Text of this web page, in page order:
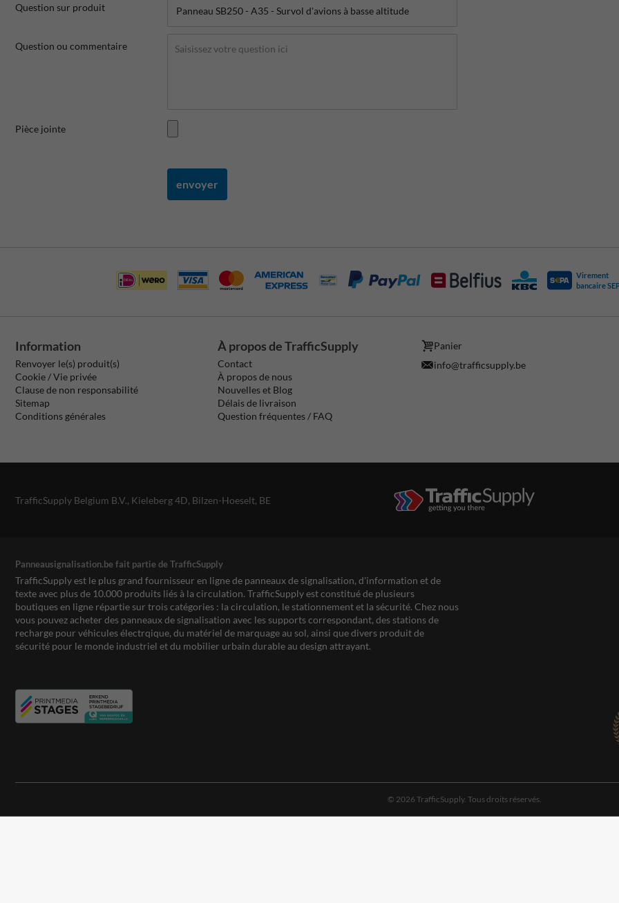
Question sur produit
Question ou commentaire
Pièce jointe
envoyer
Virement
bancaire
Information
Renvoyer le(s) produit(s)
Cookie / Vie privée
Clause de non responsabilité
Sitemap
Conditions générales
À propos de TrafficSupply
Contact
À propos de nous
Nouvelles et Blog
Délais de livraison
Question fréquentes / FAQ
Panier
info@trafficsupply.be
TrafficSupply Belgium B.V., Kieleberg 4D, Bilzen-Hoeselt, BE
Panneausignalisation.be fait partie de TrafficSupply
TrafficSupply est le plus grand fournisseur en ligne de panneaux de signalisation, d'information et de
texte avec plus de 10.000 produits liés à la circulation. TrafficSupply est constitué de plusieurs
boutiques en ligne répartie sur trois catégories : la circulation, le stationnement et la sécurité. Chez nous
vous pouvez acheter des panneaux de signalisation avec les supports correspondant, des stations de
recharge pour véhicules électrqique, du matériel de marquage au sol, ainsi que divers produit de
sécurité pour le monde industriel et du mobilier urbain durable au design attrayant.
© 2026 TrafficSupply. Tous droits réservés.